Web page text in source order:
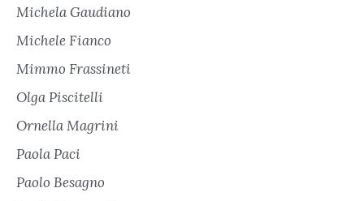
Michela Gaudiano
Michele Fianco
Mimmo Frassineti
Olga Piscitelli
Ornella Magrini
Paola Paci
Paolo Besagno